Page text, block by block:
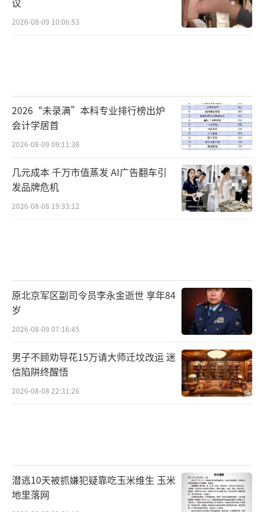
2026-08-09 10:06:53
2026“未录满”本科专业排行榜出炉
会计学居首
2026-08-09 09:11:38
几元成本 千万市值蒸发 AI广告翻车引
发品牌危机
2026-08-08 19:33:12
原北京军区副司令员李永金逝世 享年84
岁
2026-08-09 07:16:45
男子不顾劝导花15万请大师迁坟改运 迷
信陷阱终醒悟
2026-08-08 22:31:26
潜逃10天被抓嫌犯疑靠吃玉米维生 玉米
地里落网